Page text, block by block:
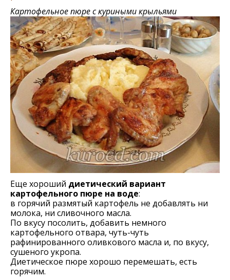
Картофельное пюре с куриными крыльями
Еще хороший диетический вариант
картофельного пюре на воде:
в горячий размятый картофель не добавлять ни
молока, ни сливочного масла.
По вкусу посолить, добавить немного
картофельного отвара, чуть-чуть
рафинированного оливкового масла и, по вкусу,
сушеного укропа.
Диетическое пюре хорошо перемешать, есть
горячим.